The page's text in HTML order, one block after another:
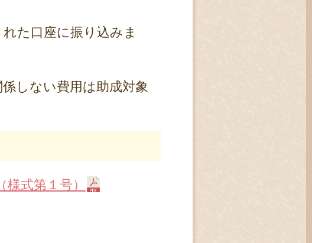
た口座に振り込みま
しない費用は助成対象
式第１号）